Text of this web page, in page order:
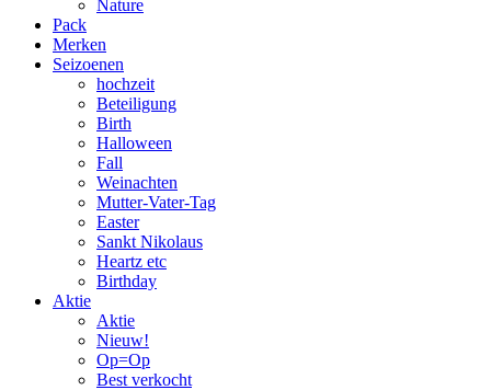
Nature
Pack
Merken
Seizoenen
hochzeit
Beteiligung
Birth
Halloween
Fall
Weinachten
Mutter-Vater-Tag
Easter
Sankt Nikolaus
Heartz etc
Birthday
Aktie
Aktie
Nieuw!
Op=Op
Best verkocht